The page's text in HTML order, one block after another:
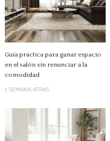
Guía práctica para ganar espacio
en el salón sin renunciar a la
comodidad
1 SEMANA ATRÁS